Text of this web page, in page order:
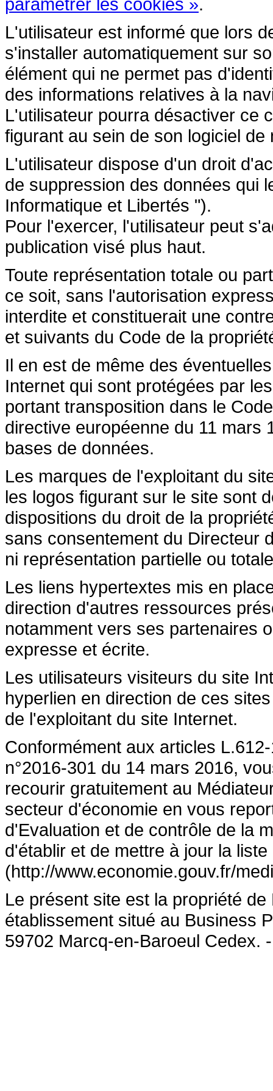
paramétrer les cookies ».
L'utilisateur est informé que lors
s'installer automatiquement sur
élément qui ne permet pas
des informations relatives à la
L'utilisateur pourra désactiver ce
figurant au sein de son logiciel de
L'utilisateur dispose d'un droit
de suppression des données qui
Informatique et Libertés ").
Pour l'exercer, l'utilisateur peut
publication visé plus haut.
Toute représentation totale ou
ce soit, sans l'autorisation
interdite et constituerait une
et suivants du Code de la
Il en est de même des
Internet qui sont protégées par
portant transposition dans le
directive européenne du 11 mars
bases de données.
Les marques de l'exploitant du
les logos figurant sur le site sont
dispositions du droit de la
sans consentement du Directeur
ni représentation partielle ou
Les liens hypertextes mis en
direction d'autres ressources
notamment vers ses partenaires
expresse et écrite.
Les utilisateurs visiteurs du site
hyperlien en direction de ces
de l'exploitant du site Internet.
Conformément aux articles
n°2016-301 du 14 mars 2016,
recourir gratuitement au
secteur d'économie en vous
d'Evaluation et de contrôle de la
d'établir et de mettre à jour la
(http://www.economie.gouv.fr/
Le présent site est la propriété
établissement situé au Business
59702 Marcq-en-Baroeul Cedex.